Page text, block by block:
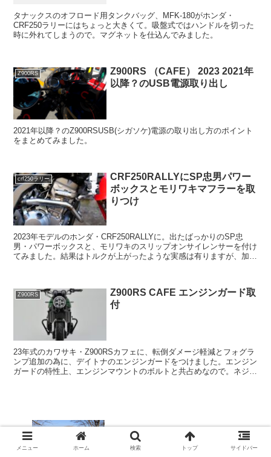
タナックスのオフロード用タンクバッグ、MFK-180がホンダ・
CRF250ラリーにはちょっと大きくて。吸盤式ではハンドルを切った
時に外れてしまうので。マグネットを仕込んでみました。
Z900RS
Z900RS （CAFE） 2023 2021年
以降？のUSB電源取り出し
2021年以降？のZ900RSUSB(シガソケ)電源の取り出し方のポイント
をまとめてみました。
crf250ラリー
CRF250RALLYにSP忠男パワー
ボックスとモリワキマフラーを取
りつけ
2023年モデルのホンダ・CRF250RALLYに。出たばっかりのSP忠
男・パワーボックスと、モリワキのスリップオンサイレンサーを付け
てみました。結果はトルクが上がったような実感は有りますが、加工
Z900RS
Z900RS CAFE エンジンガード取
付
23年式のカワサキ・Z900RSカフェに、転倒ダメージ軽減とフォグラ
ンプ追加の為に、デイトナのエンジンガードをつけました。エンジン
ガードの特性上、エンジンマウントのボルトと共占めなので。ネジを
群馬おすすめツーリングコース（日帰
メニュー ホーム 検索 トップ サイドバー